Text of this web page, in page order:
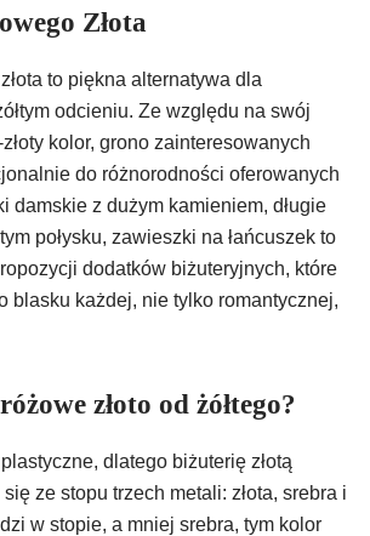
Złota
to piękna alternatywa dla
odcieniu. Ze względu na swój
kolor, grono zainteresowanych
do różnorodności oferowanych
damskie z dużym kamieniem, długie
połysku, zawieszki na łańcuszek to
dodatków biżuteryjnych, które
blasku każdej, nie tylko romantycznej,
złoto od żółtego?
dlatego biżuterię złotą
ze stopu trzech metali: złota, srebra i
w stopie, a mniej srebra, tym kolor